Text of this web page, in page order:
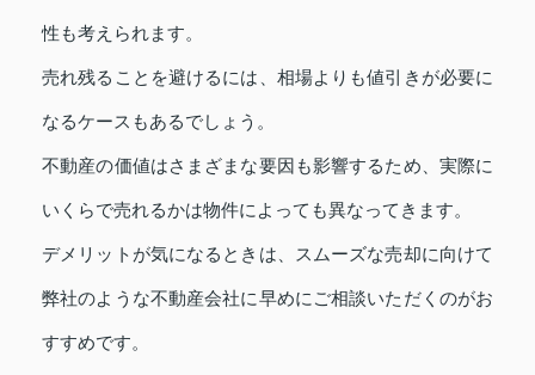
性も考えられます。
売れ残ることを避けるには、相場よりも値引きが必要に
なるケースもあるでしょう。
不動産の価値はさまざまな要因も影響するため、実際に
いくらで売れるかは物件によっても異なってきます。
デメリットが気になるときは、スムーズな売却に向けて
弊社のような不動産会社に早めにご相談いただくのがお
すすめです。